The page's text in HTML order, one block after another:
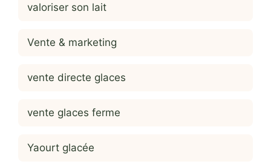
valoriser son lait
Vente & marketing
vente directe glaces
vente glaces ferme
Yaourt glacée